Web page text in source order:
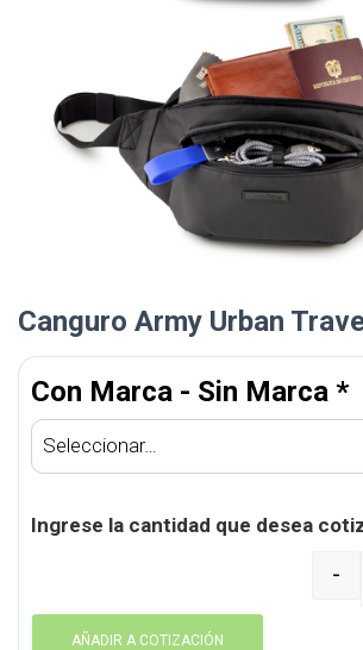
Canguro Army Urban
Con Marca - Sin Marca *
Ingrese la cantidad que desea
-
AÑADIR A COTIZACIÓN